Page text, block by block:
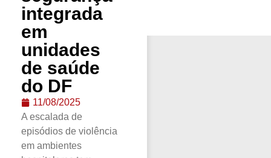
integrada
em
unidades
de saúde
do DF
11/08/2025
A escalada de
episódios de violência
em ambientes